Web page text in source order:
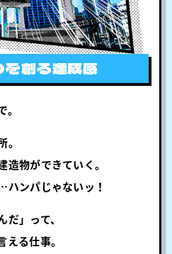
創る達成感
物ができていく。
ンパじゃないッ！
だ」って、
る仕事。